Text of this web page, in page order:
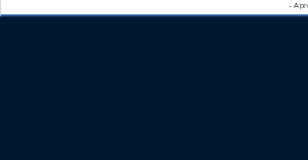
- A